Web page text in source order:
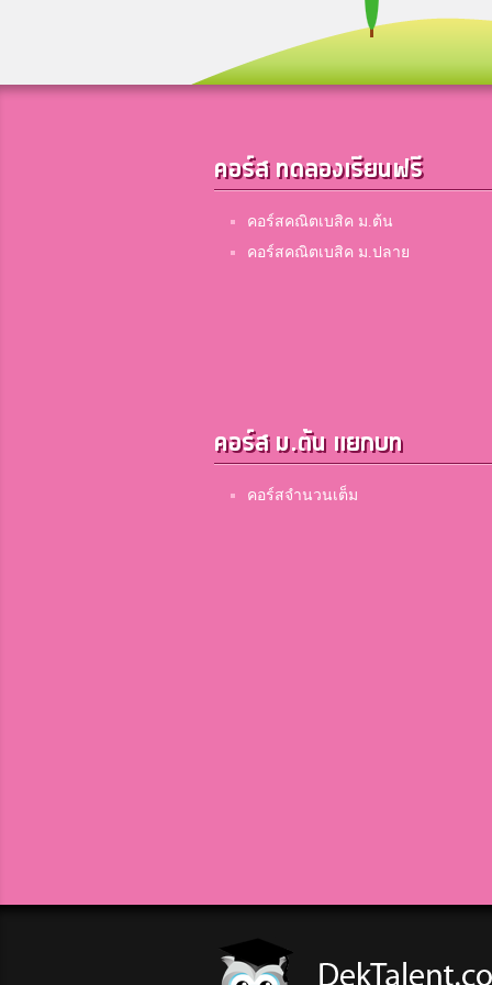
คอร์ส ทดลองเรียนฟรี
คอร์สคณิตเบสิค ม.ต้น
คอร์สคณิตเบสิค ม.ปลาย
คอร์ส ม.ต้น แยกบท
คอร์สจำนวนเต็ม